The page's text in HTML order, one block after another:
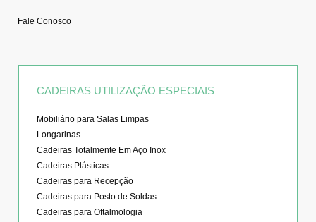
Fale Conosco
CADEIRAS UTILIZAÇÃO ESPECIAIS
Mobiliário para Salas Limpas
Longarinas
Cadeiras Totalmente Em Aço Inox
Cadeiras Plásticas
Cadeiras para Recepção
Cadeiras para Posto de Soldas
Cadeiras para Oftalmologia